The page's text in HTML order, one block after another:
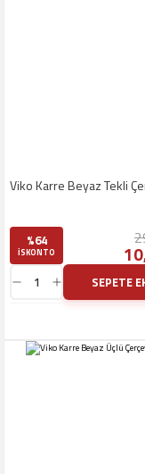
Viko Karre Beyaz Tekli
%64
ISKONTO
SEPETE